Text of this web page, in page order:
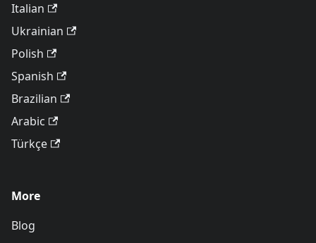
Italian
Ukrainian
Polish
Spanish
Brazilian
Arabic
Türkçe
More
Blog